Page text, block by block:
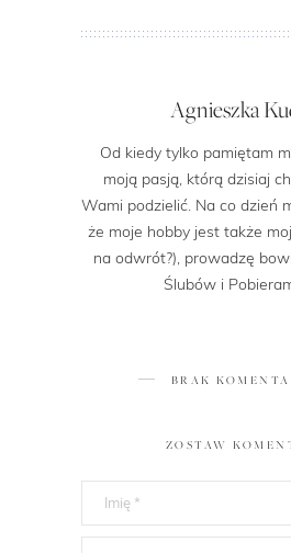
Agnieszka
Od kiedy tylko pamiętam
moją pasją, którą dzisiaj
Wami podzielić. Na co dzień
że moje hobby jest także
na odwrót?), prowadzę
Ślubów i
BRAK
ZOSTAW